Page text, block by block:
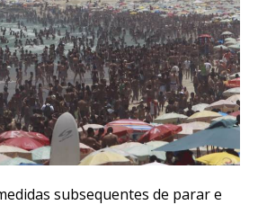
subsequentes de parar e